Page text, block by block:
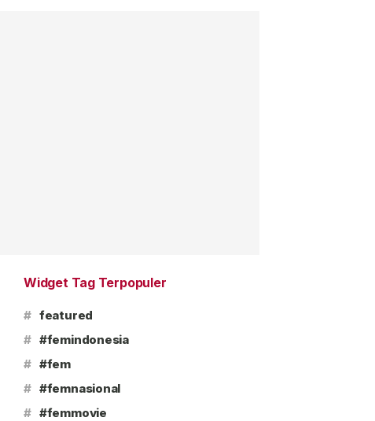
Widget Tag Terpopuler
# featured
# #femindonesia
# #fem
# #femnasional
# #femmovie